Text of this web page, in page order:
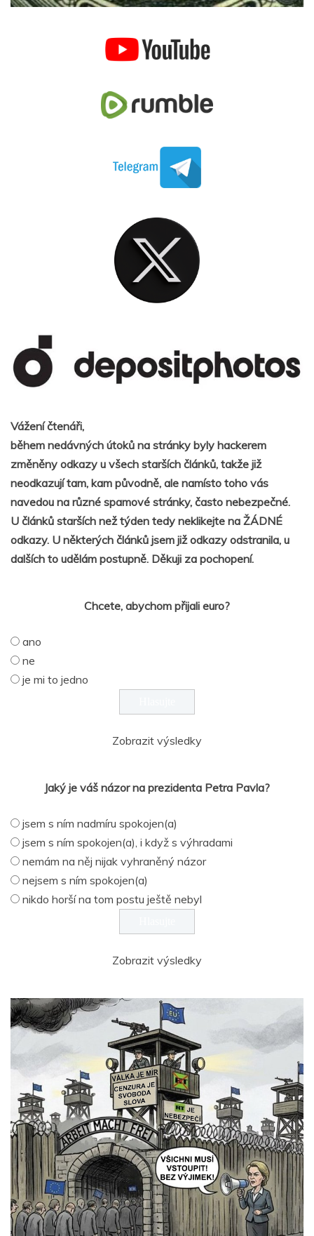
Vážení čtenáři,
během nedávných útoků na stránky byly hackerem
změněny odkazy u všech starších článků, takže již
neodkazují tam, kam původně, ale namísto toho vás
navedou na různé spamové stránky, často nebezpečné.
U článků starších než týden tedy neklikejte na ŽÁDNÉ
odkazy. U některých článků jsem již odkazy odstranila, u
dalších to udělám postupně. Děkuji za pochopení.
Chcete, abychom přijali euro?
ano
ne
je mi to jedno
Zobrazit výsledky
Jaký je váš názor na prezidenta Petra Pavla?
jsem s ním nadmíru spokojen(a)
jsem s ním spokojen(a), i když s výhradami
nemám na něj nijak vyhraněný názor
nejsem s ním spokojen(a)
nikdo horší na tom postu ještě nebyl
Zobrazit výsledky